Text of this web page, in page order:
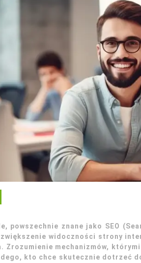
powszechnie znane jako SEO
widoczności strony
Zrozumienie mechanizmów,
kto chce skutecznie dotrzeć